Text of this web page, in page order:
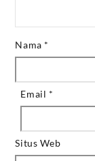
Nama *
Email *
Situs Web